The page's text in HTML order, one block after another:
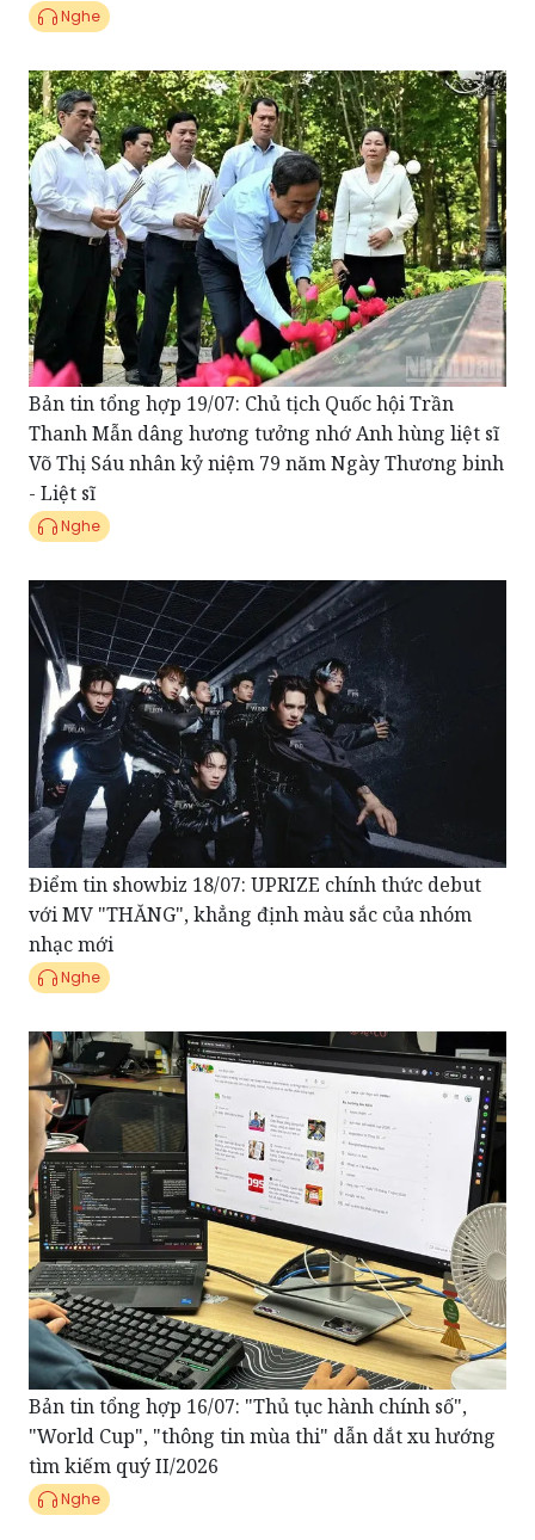
Bản tin tổng hợp 19/07: Chủ tịch Quốc hội Trần
Thanh Mẫn dâng hương tưởng nhớ Anh hùng liệt sĩ
Võ Thị Sáu nhân kỷ niệm 79 năm Ngày Thương binh
- Liệt sĩ
Nghe
Điểm tin showbiz 18/07: UPRIZE chính thức debut
với MV "THĂNG", khẳng định màu sắc của nhóm
nhạc mới
Nghe
Bản tin tổng hợp 16/07: "Thủ tục hành chính số",
"World Cup", "thông tin mùa thi" dẫn dắt xu hướng
tìm kiếm quý II/2026
Nghe